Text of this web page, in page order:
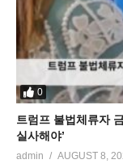
0
트럼프 불법체류자
실사해야’
admin AUGUST 8,